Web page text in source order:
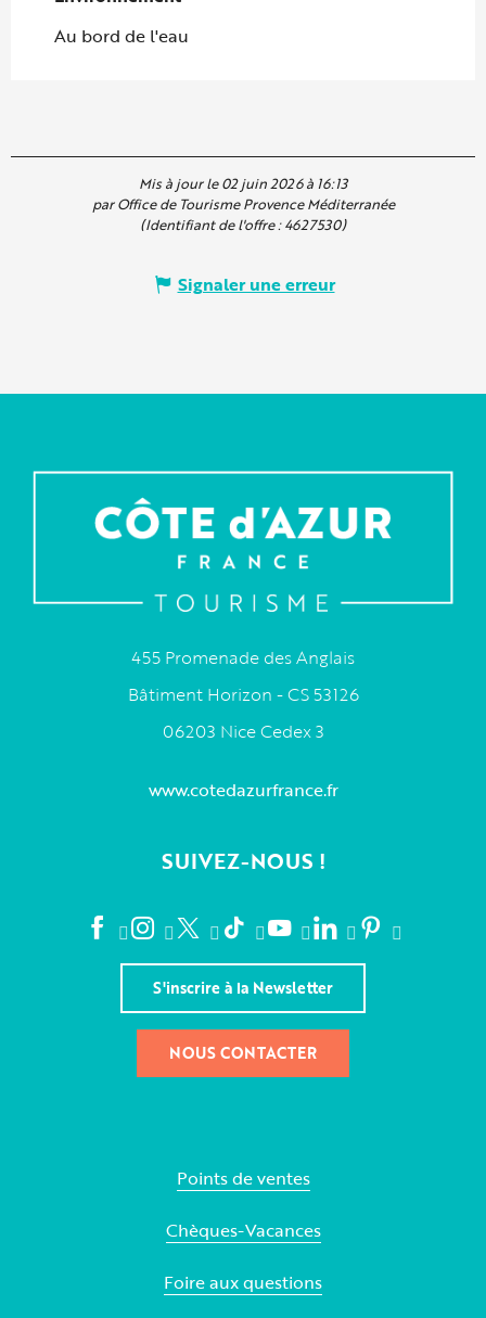
Au bord de l'eau
Mis à jour le 02 juin 2026 à 16:13
par Office de Tourisme Provence Méditerranée
(Identifiant de l'offre :4627530)
Signaler une erreur
455 Promenade des Anglais
Bâtiment Horizon - CS 53126
06203 Nice Cedex 3
www.cotedazurfrance.fr
SUIVEZ-NOUS !
S'inscrire à la Newsletter
NOUS CONTACTER
Points de ventes
Chèques-Vacances
Foire aux questions